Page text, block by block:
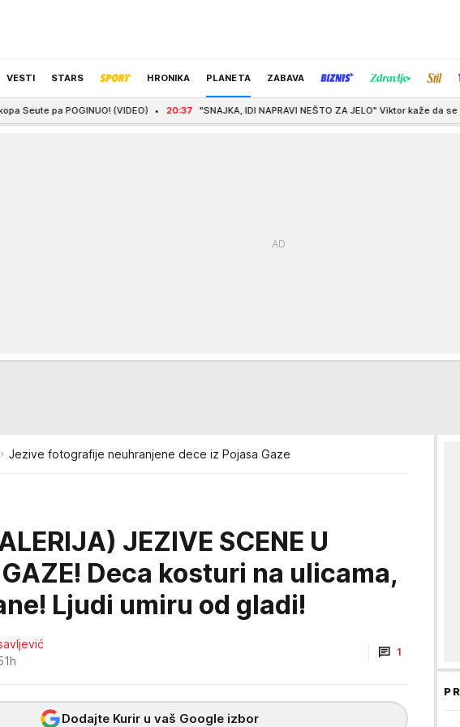
VESTI STARS HRONIKA PLANETA ZABAVA
REGION NEWS IZBOR UREDNIKA
(VIDEO) 20:37 "SNAJKA, IDI NAPRAVI NEŠTO ZA JELO" Viktor kaže da se Mina dobro
Jezive fotografije neuhranjene dece iz Pojasa Gaze
JEZIVE SCENE U
Deca kosturi na ulicama,
Ljudi umiru od gladi!
1
Dodajte Kurir u vaš Google izbor